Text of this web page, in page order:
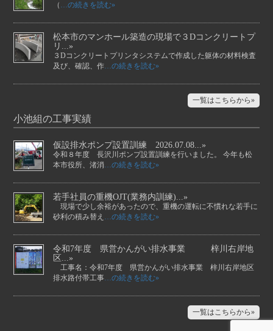
（ …の続きを読む»
松本市のマンホール築造の現場で３Dコンクリートプ
リ...»
３Dコンクリートプリンタシステムで作成した躯体の材料検査
及び、確認、作…の続きを読む»
一覧はこちらから»
小池組の工事実績
仮設排水ポンプ設置訓練 2026.07.08...»
令和８年度 長沢川ポンプ設置訓練を行いました。 今年も松
本市役所、渚消…の続きを読む»
若手社員の重機OJT(業務内訓練)...»
現場で少し余裕があったので、重機の運転に不慣れな若手に
砂利の積み替え …の続きを読む»
令和7年度 県営かんがい排水事業 梓川右岸地
区...»
工事名：令和7年度 県営かんがい排水事業 梓川右岸地区
排水路付帯工事…の続きを読む»
一覧はこちらから»